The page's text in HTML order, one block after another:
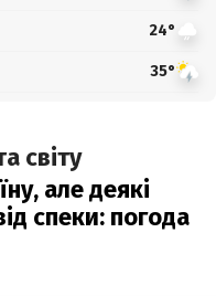
24°
35°
світу
але деякі
спеки: погода